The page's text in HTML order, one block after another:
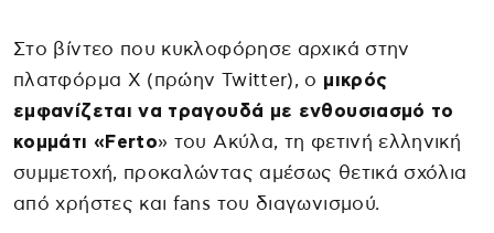
Στο βίντεο που κυκλοφόρησε αρχικά στην
πλατφόρμα X (πρώην Twitter), ο μικρός
εμφανίζεται να τραγουδά με ενθουσιασμό το
κομμάτι «Ferto» του Ακύλα, τη φετινή ελληνική
συμμετοχή, προκαλώντας αμέσως θετικά σχόλια
από χρήστες και fans του διαγωνισμού.